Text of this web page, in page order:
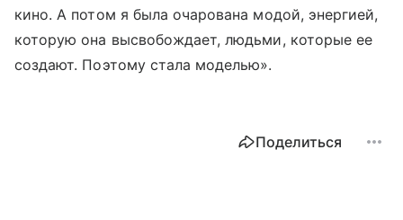
кино. А потом я была очарована модой, энергией,
которую она высвобождает, людьми, которые ее
создают. Поэтому стала моделью».
Поделиться